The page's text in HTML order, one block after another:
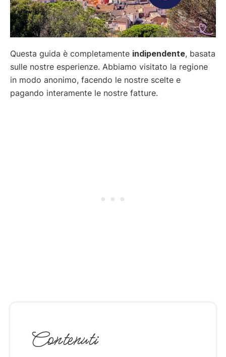
Questa guida è completamente indipendente, basata
sulle nostre esperienze. Abbiamo visitato la regione
in modo anonimo, facendo le nostre scelte e
pagando interamente le nostre fatture.
Contenuti